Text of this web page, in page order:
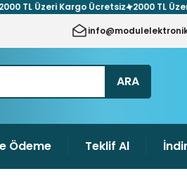
Üzeri Kargo Ücretsiz 2000 TL Üzeri
ARA
Ödeme Teklif Al